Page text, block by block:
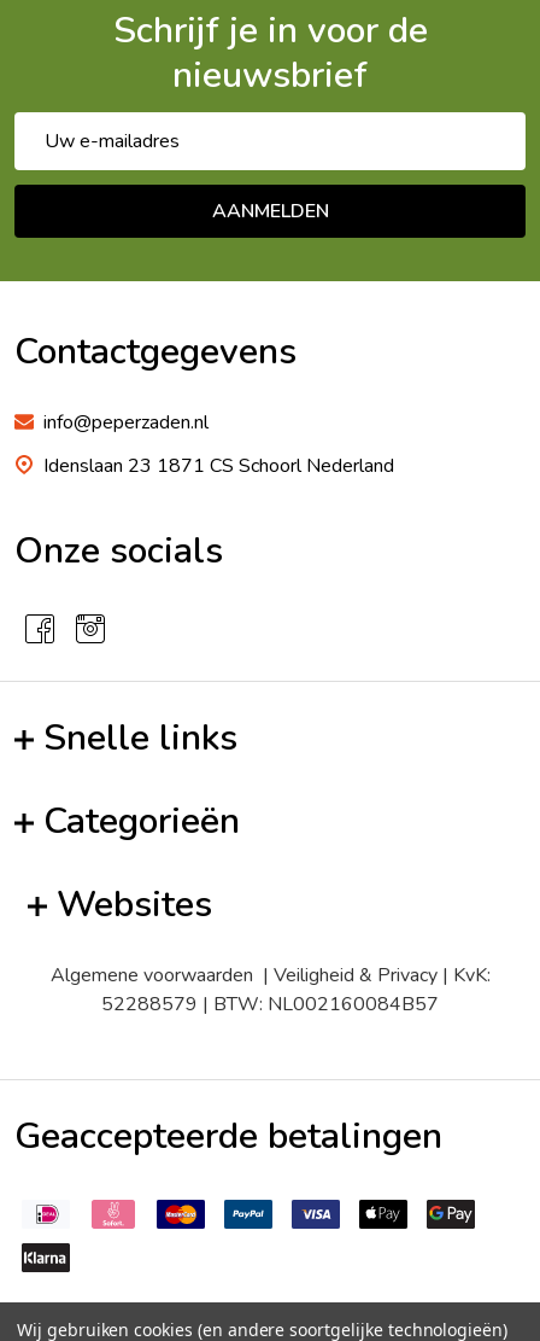
Schrijf je in voor de
nieuwsbrief
mailadres
AANMELDEN
Contactgegevens
info@peperzaden.nl
Idenslaan 23 1871 CS Schoorl Nederland
Onze socials
Snelle links
Categorieën
Websites
Algemene voorwaarden | Veiligheid & Privacy| KvK:
52288579 | BTW: NL002160084B57
Geaccepteerde betalingen
Wij gebruiken cookies (en andere soortgelijke technologieën)